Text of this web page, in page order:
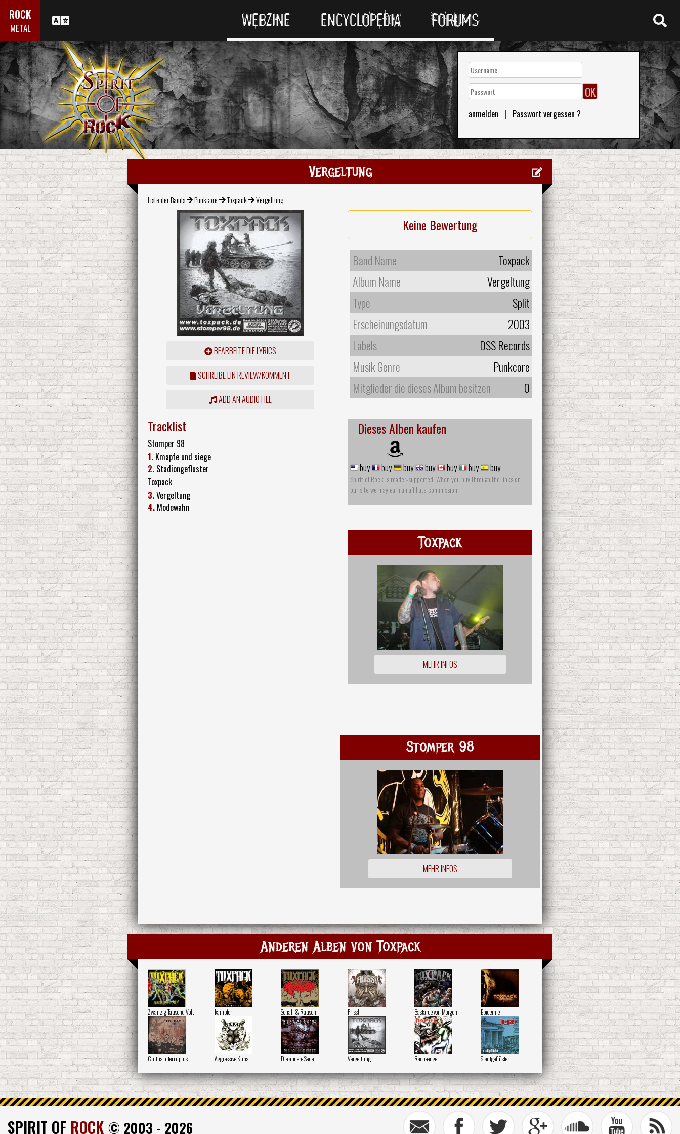
ROCK
METAL WEBZINE ENCYCLOPEDIA FORUMS
anmelden | Passwort vergessen ?
Vergeltung
Liste der Bands Punkcore Toxpack Vergeltung
BEARBEITE DIE LYRICS
SCHREIBE EIN REVIEW/KOMMENT
ADD AN AUDIO FILE
Keine Bewertung
Band Name
Toxpack
Album Name
Vergeltung
Type
Split
Erscheinungsdatum
2003
Labels
DSS Records
Musik Genre
Punkcore
Mitglieder die dieses Album besitzen
0
Tracklist
Stomper 98
1. Kmapfe und siege
2. Stadiongefluster
Toxpack
3.Vergeltung
4. Modewahn
Dieses Alben kaufen
buy buy buy buy buy buy buy
Spirit of Rock is reader-supported. When you buy through the links on
our site we may earn an affiliate commission
Toxpack
MEHR INFOS
Stomper 98
MEHR INFOS
Anderen Alben von Toxpack
Zwanzig Tausend Volt kämpfer Schall & Rausch Friss! Bastarde von Morgen Epidemie
Cultus Interruptus Aggressive Kunst Die andere Seite Vergeltung Racheengel Stadtgeflüster
SPIRIT OF ROCK © 2003 - 2026